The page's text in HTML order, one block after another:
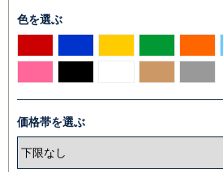
色を選ぶ
価格帯を選ぶ